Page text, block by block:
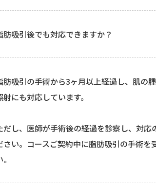
肪吸引後でも対応できますか？
肪吸引の手術から3ヶ月以上経過し、肌の
射にも対応しています。
だし、医師が手術後の経過を診察し、対
さい。コースご契約中に脂肪吸引の手術